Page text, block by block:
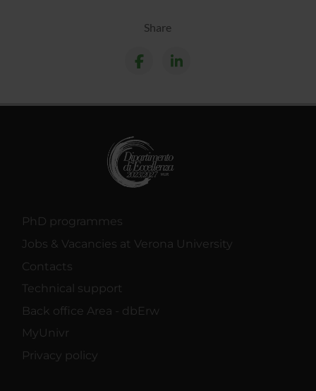
Share
PhD programmes
Jobs & Vacancies at Verona University
Contacts
Technical support
Back office Area - dbErw
MyUnivr
Privacy policy